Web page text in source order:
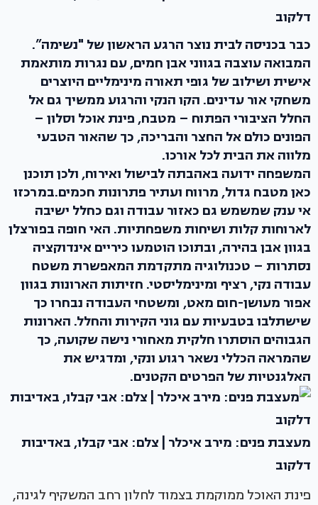
דלקוב
כבר בכניסה לבית נוצר הרגע הראשון של "נשימה”.
המבואה עוצבה בגווני אבן חמים, עם נגרות מותאמת
אישית ושילוב של גופי תאורה מינימליים היוצרים
משחקי אור עדינים. הקו הנקי והרגוע ממשיך גם אל
החלל הציבורי הפתוח – מטבח, פינת אוכל וסלון –
הפונים כולם אל החצר והבריכה, כך שהאור הטבעי
מלווה את הבית לכל אורכו.
המשפחה ידועה באהבתה לבישול ואירוח, ולכן תוכנן
כאן מטבח גדול, מרווח ועתיר פתרונות חכמים.במרכזו
אי ענק שמשמש גם כאזור עבודה וגם כחלל ישיבה
לארוחות קלות ושיחות משפחתיות. האי חופה בפורצלן
בגוון אבן בהירה, ובתוכו הוטמעו כיריים אינדוקציה
נסתרות – טכנולוגיה מתקדמת המאפשרת משטח
עבודה נקי, רציף ומינימליסטי. חזיתות הארונות בגוון
אפור מעושן-חום מאט, ומשטחי העבודה נבחרו כך
שישתלבו בטבעיות עם גוני הקירות והחלל. הארונות
הגבוהים הוסתרו חלקית מאחורי נישה שקועה, כך
שהמראה הכללי נשאר רגוע ונקי, ומדגיש את
האלגנטיות של הפרטים הקטנים.
מעצבת פנים: מירב איכלר | צלם: אבי קבלו, באדיבות
דלקוב
פינת האוכל ממוקמת בצמוד לחלון רחב המשקיף לגינה,